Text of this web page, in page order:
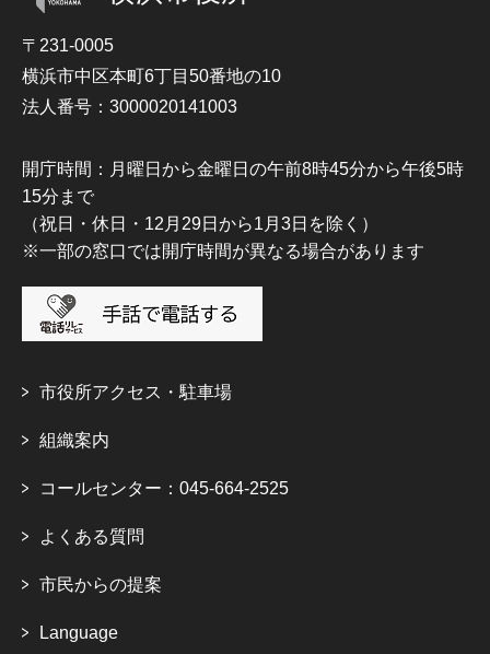
〒231-0005
横浜市中区本町6丁目50番地の10
法人番号：3000020141003
開庁時間：月曜日から金曜日の午前8時45分から午後5時
15分まで
（祝日・休日・12月29日から1月3日を除く）
※一部の窓口では開庁時間が異なる場合があります
市役所アクセス・駐車場
組織案内
コールセンター：045-664-2525
よくある質問
市民からの提案
Language